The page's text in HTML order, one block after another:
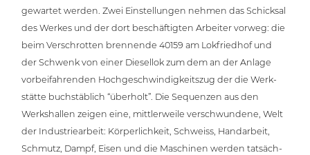
gewartet werden. Zwei Ein­stel­lun­gen nehmen das Schicksal
des Werkes und der dort beschäf­tig­ten Arbeiter vorweg: die
beim Ver­schrot­ten brennende 40159 am Lok­fried­hof und
der Schwenk von einer Diesellok zum dem an der Anlage
vor­bei­fah­ren­den Hoch­ge­schwin­dig­keits­zug der die Werk­
stät­te buch­stäb­lich “überholt”. Die Sequenzen aus den
Werks­hal­len zeigen eine, mitt­ler­wei­le ver­schwun­de­ne, Welt
der Indus­trie­ar­beit: Kör­per­lich­keit, Schweiss, Hand­ar­beit,
Schmutz, Dampf, Eisen und die Maschinen werden tat­säch­